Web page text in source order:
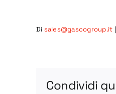
Di sales@gascogroup.it |
Condividi